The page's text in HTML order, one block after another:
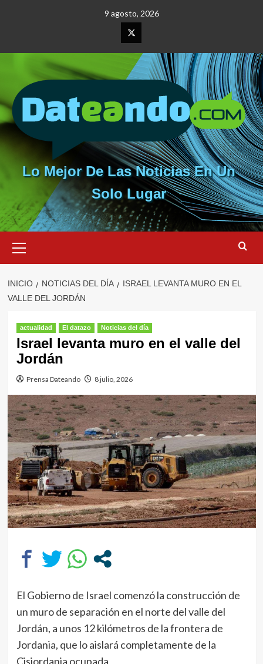
9 agosto, 2026
Elemento
del
menú
Lo Mejor De Las Noticias En Un
Solo Lugar
primario
INICIO NOTICIAS DEL DÍA
ISRAEL LEVANTA MURO EN EL
VALLE DEL JORDÁN
actualidad El datazo Noticias del día
Israel levanta muro en el valle del
Jordán
Prensa Dateando 8 julio, 2026
El Gobierno de Israel comenzó la construcción de
un muro de separación en el norte del valle del
Jordán, a unos 12 kilómetros de la frontera de
Jordania, que lo aislará completamente de la
Cisjordania ocupada.